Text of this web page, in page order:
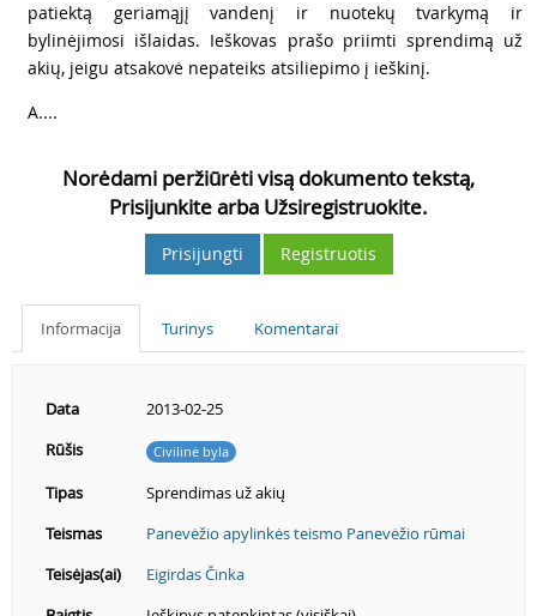
patiektą geriamąjį vandenį ir nuotekų tvarkymą ir
bylinėjimosi išlaidas. Ieškovas prašo priimti sprendimą už
akių, jeigu atsakovė nepateiks atsiliepimo į ieškinį.
A....
Norėdami peržiūrėti visą dokumento tekstą,
Prisijunkite arba Užsiregistruokite.
Prisijungti Registruotis
Informacija Turinys Komentarai
Data
2013-02-25
Rūšis
Civilinė byla
Tipas
Sprendimas už akių
Teismas
Panevėžio apylinkės teismo Panevėžio rūmai
Teisėjas(ai)
Eigirdas Činka